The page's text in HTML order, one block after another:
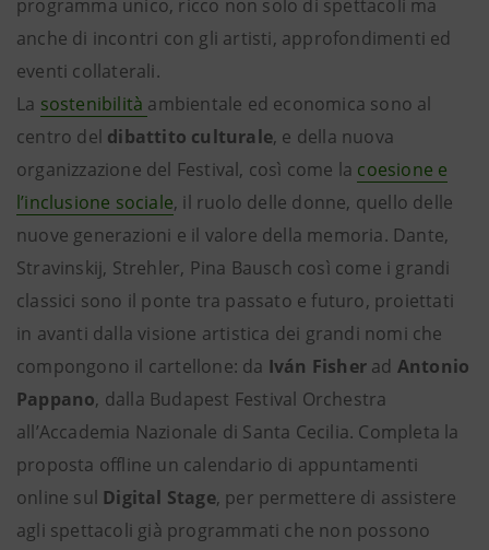
programma unico, ricco non solo di spettacoli ma
anche di incontri con gli artisti, approfondimenti ed
eventi collaterali.
La sostenibilità ambientale ed economica sono al
centro del dibattito culturale, e della nuova
organizzazione del Festival, così come la coesione e
l’inclusione sociale, il ruolo delle donne, quello delle
nuove generazioni e il valore della memoria. Dante,
Stravinskij, Strehler, Pina Bausch così come i grandi
classici sono il ponte tra passato e futuro, proiettati
in avanti dalla visione artistica dei grandi nomi che
compongono il cartellone: da Iván Fisher ad Antonio
Pappano, dalla Budapest Festival Orchestra
all’Accademia Nazionale di Santa Cecilia. Completa la
proposta offline un calendario di appuntamenti
online sul Digital Stage, per permettere di assistere
agli spettacoli già programmati che non possono